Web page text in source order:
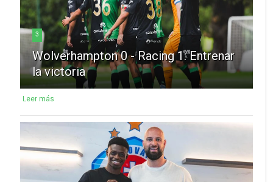
3
Wolverhampton 0 - Racing 1: Entrenar
la victoria
Leer más